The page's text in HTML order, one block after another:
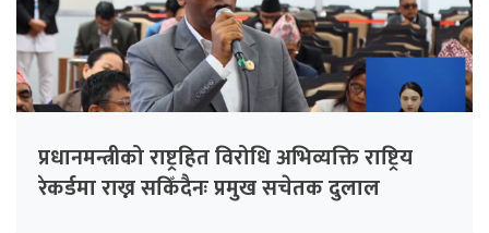
प्रधानमन्त्रीको राष्ट्रहित विरोधि अभिव्यक्ति राष्ट्रिय
रेकर्डमा राख्न सकिँदैनः प्रमुख सचेतक दुलाल